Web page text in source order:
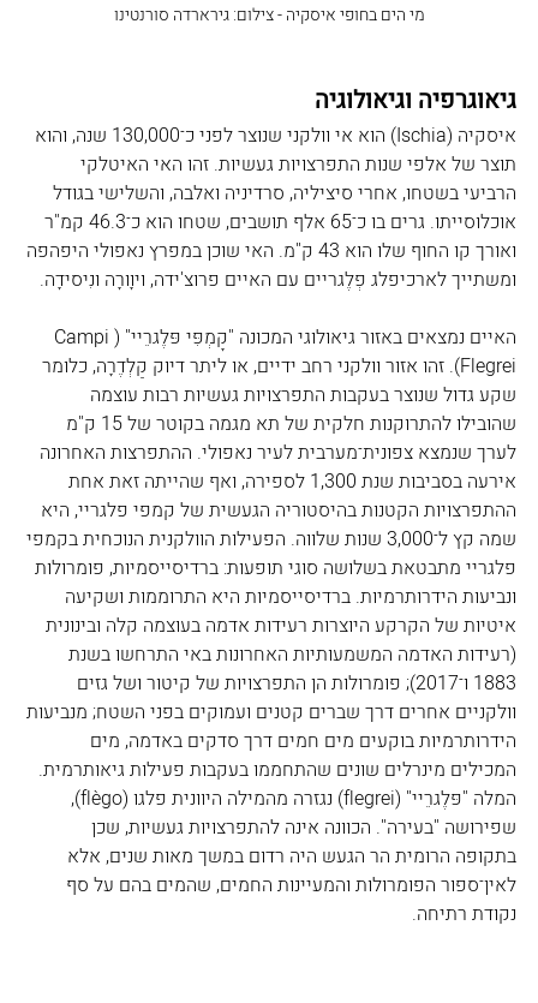
מי הים בחופי איסקיה - צילום: גירארדה סורנטינו
גיאוגרפיה וגיאולוגיה
איסקיה (Ischia) הוא אי וולקני שנוצר לפני כ־130,000 שנה, והוא
תוצר של אלפי שנות התפרצויות געשיות. זהו האי האיטלקי
הרביעי בשטחו, אחרי סיציליה, סרדיניה ואלבה, והשלישי בגודל
אוכלוסייתו. גרים בו כ־65 אלף תושבים, שטחו הוא כ־46.3 קמ"ר
ואורך קו החוף שלו הוא 43 ק"מ. האי שוכן במפרץ נאפולי היפהפה
ומשתייך לארכיפלג פְלֶגריים עם האיים פרוצ'ידה, ויוָורָה ונִיסידָה.
האיים נמצאים באזור גיאולוגי המכונה "קָמְפִּי פּלֶגרֵיי" (Campi
Flegrei). זהו אזור וולקני רחב ידיים, או ליתר דיוק קַלְדֶרָה, כלומר
שקע גדול שנוצר בעקבות התפרצויות געשיות רבות עוצמה
שהובילו להתרוקנות חלקית של תא מגמה בקוטר של 15 ק"מ
לערך שנמצא צפונית־מערבית לעיר נאפולי. ההתפרצות האחרונה
אירעה בסביבות שנת 1,300 לספירה, ואף שהייתה זאת אחת
ההתפרצויות הקטנות בהיסטוריה הגעשית של קמפי פלגריי, היא
שמה קץ ל־3,000 שנות שלווה. הפעילות הוולקנית הנוכחית בקמפי
פלגריי מתבטאת בשלושה סוגי תופעות: ברדיסייסמיות, פומרולות
ונביעות הידרותרמיות. ברדיסייסמיות היא התרוממות ושקיעה
איטיות של הקרקע היוצרות רעידות אדמה בעוצמה קלה ובינונית
(רעידות האדמה המשמעותיות האחרונות באי התרחשו בשנת
1883 ו־2017); פומרולות הן התפרצויות של קיטור ושל גזים
וולקניים אחרים דרך שברים קטנים ועמוקים בפני השטח; מנביעות
הידרותרמיות בוקעים מים חמים דרך סדקים באדמה, מים
המכילים מינרלים שונים שהתחממו בעקבות פעילות גיאותרמית.
המלה "פּלֶגרֵיי" (flegrei) נגזרה מהמילה היוונית פלגו (flègo),
שפירושה "בעירה". הכוונה אינה להתפרצויות געשיות, שכן
בתקופה הרומית הר הגעש היה רדום במשך מאות שנים, אלא
לאין־ספור הפומרולות והמעיינות החמים, שהמים בהם על סף
נקודת רתיחה.